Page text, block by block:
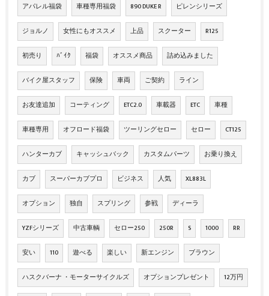
アパレル福袋 車種専用福袋 890 DUKE R ピレンシリーズ
ジョルノ 女性にもオススメ 上品 スクーター R125
初売り ﾊﾞｲｸ 福袋 オススメ商品 詰め込みました
バイク屋スタッフ 保険 車両 ご契約 ライン
お友達追加 コーティング ETC2.0 車載器 ETC 車種
車種専用 オフロード福袋 ツーリングセロー セロー CT125
ハンターカブ キャッシュバック カスタムパーツ お乗り換え
カブ スーパーカブプロ ビジネス 人気 XL883L
オプション 独自 スプリング 参戦 ディーラ
YZFシリーズ 中古車輌 セロー250 250R S 1000 RR
安い 110 遊べる 楽しい 新エンジン ブラウン
ハスクバーナ ・モーターサイクルズ オプションプレゼント 12万円